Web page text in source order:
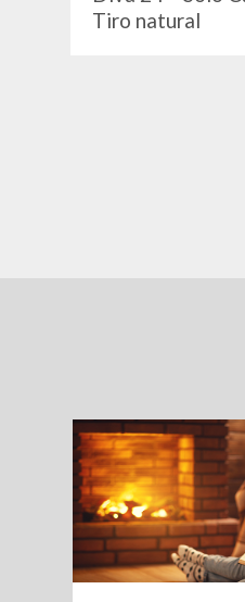
Tiro natural